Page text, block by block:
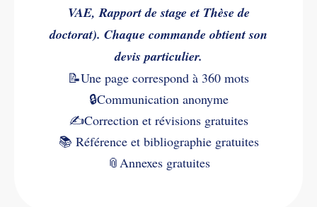
VAE, Rapport de stage et Thèse de
doctorat). Chaque commande obtient son
devis particulier.
📝Une page correspond à 360 mots
🔒Communication anonyme
✍️Correction et révisions gratuites
📚 Référence et bibliographie gratuites
📎 Annexes gratuites